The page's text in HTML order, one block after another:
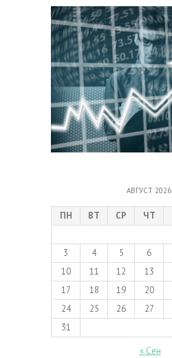
АВГУСТ 2026
ПН ВТ СР ЧТ
3
4 5 6
10
11 12 13
17
18 19 20
24
25 26 27
31
« Сен